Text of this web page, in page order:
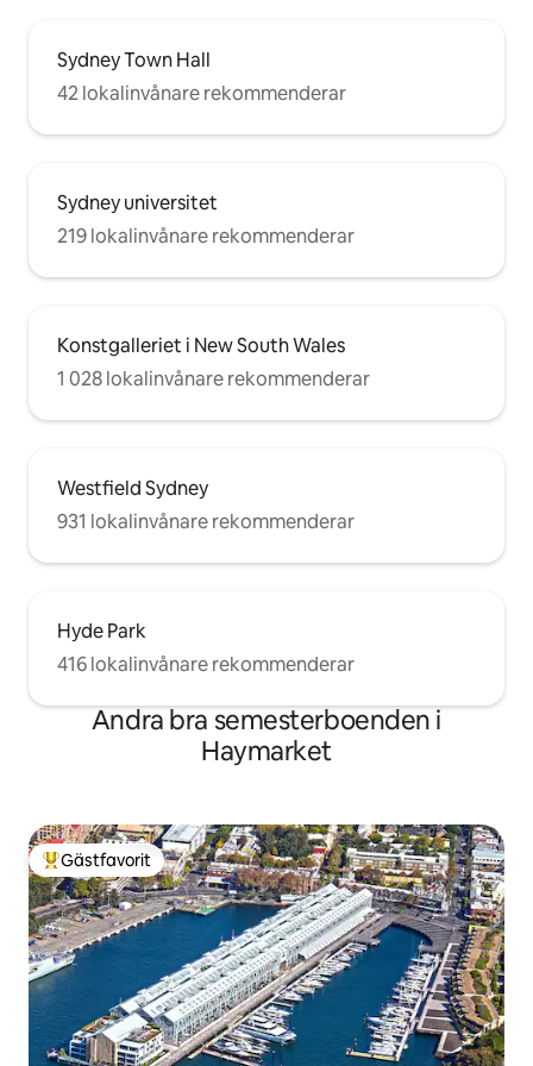
Sydney Town Hall
42 lokalinvånare rekommenderar
Sydney universitet
219 lokalinvånare rekommenderar
Konstgalleriet i New South Wales
1 028 lokalinvånare rekommenderar
Westfield Sydney
931 lokalinvånare rekommenderar
Hyde Park
416 lokalinvånare rekommenderar
Andra bra semesterboenden i
Haymarket
Populär gästfavorit
Gästfavorit